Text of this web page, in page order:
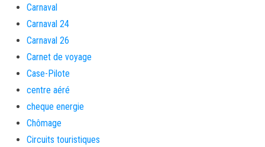
Carnaval
Carnaval 24
Carnaval 26
Carnet de voyage
Case-Pilote
centre aéré
cheque energie
Chômage
Circuits touristiques